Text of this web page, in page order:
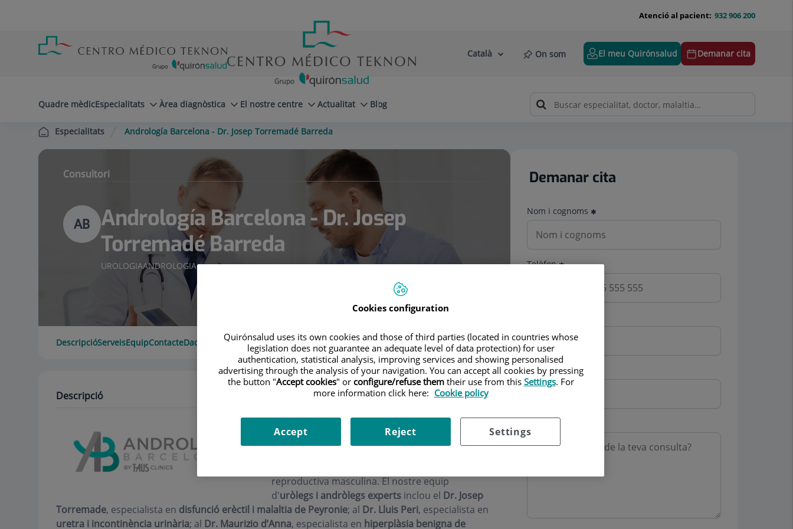
cabecera
932 906 200
Atenció al pacient:
Selector
Llenguatge
Català On som El meu Quirónsalud Demanar cita
Quadre mèdicEspecialitats Àrea diagnòstica El nostre centre Actualitat Blog
Especialitats Andrología Barcelona - Dr. Josep Torremadé Barreda
Consultori
AB
Andrología Barcelona - Dr. Josep
Torremadé Barreda
UROLOGIAANDROLOGIA
DescripcióServeisEquipContacteDades d'interèsHorari
Descripció
, ​​dins del prestigiós
Centro Médico Teknon, som unreferent en
reproductiva masculina. El nostre equip
d'uròlegs i andròlegs expertsinclou el Dr. Josep
Torremade, especialista en disfunció erèctil i malaltia de Peyronie; al Dr. Lluis Peri, especialista en
uretra i incontinència urinària; al Dr. Maurizio d’Anna, especialista en hiperplàsia benigna de
Demanar cita
Nom i cognoms
Telèfon
Mutua
Motiu consulta
Cookies configuration
Quirónsalud uses its own cookies and those of third parties (located in countries whose
legislation does not guarantee an adequate level of data protection) for user
authentication, statistical analysis, improving services and showing personalised
advertising through the analysis of your navigation. You can accept all cookies by pressing
the button "Accept cookies" or configure/refuse themtheir use from this Settings. For
more information click here: Cookie policy
Settings
Reject
Accept